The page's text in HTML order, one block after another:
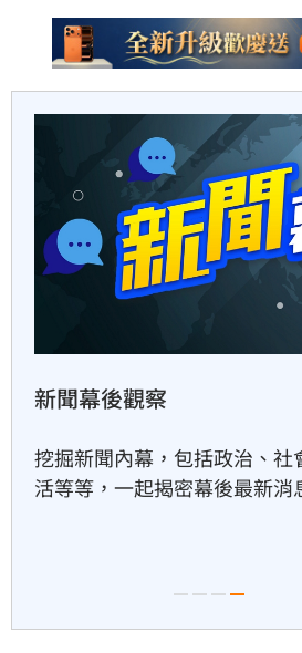
白海豚颱風動態
白海豚逐漸由日韓上空的副熱
開始往正西方向移動，預計週